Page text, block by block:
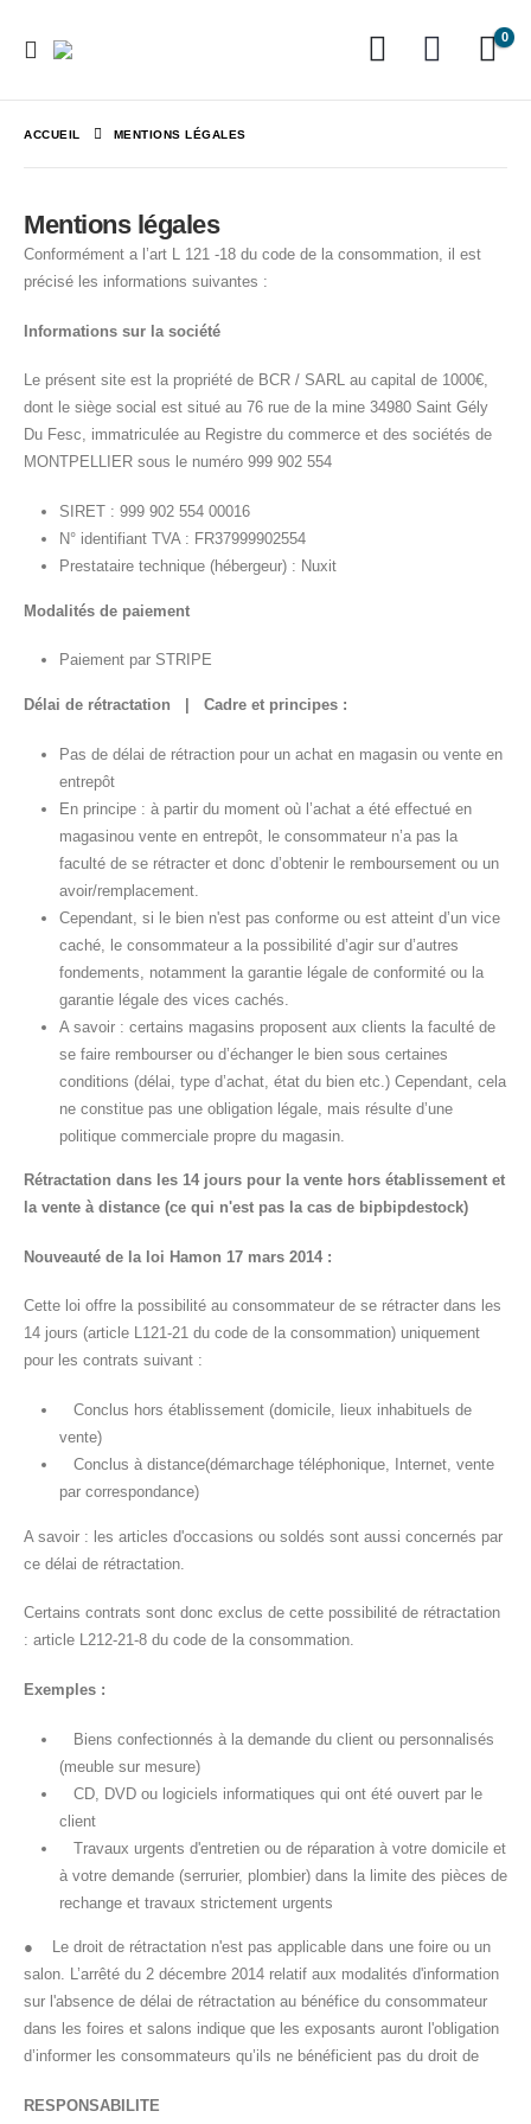
0
ACCUEIL MENTIONS LÉGALES
Mentions légales
Conformément a l’art L 121 -18 du code de la consommation, il est
précisé les informations suivantes :
Informations sur la société
Le présent site est la propriété de BCR / SARL au capital de 1000€,
dont le siège social est situé au 76 rue de la mine 34980 Saint Gély
Du Fesc, immatriculée au Registre du commerce et des sociétés de
MONTPELLIER sous le numéro 999 902 554
SIRET : 999 902 554 00016
N° identifiant TVA : FR37999902554
Prestataire technique (hébergeur) : Nuxit
Modalités de paiement
Paiement par STRIPE
Délai de rétractation | Cadre et principes :
Pas de délai de rétraction pour un achat en magasin ou vente en
entrepôt
En principe : à partir du moment où l’achat a été effectué en
magasinou vente en entrepôt, le consommateur n’a pas la
faculté de se rétracter et donc d’obtenir le remboursement ou un
avoir/remplacement.
Cependant, si le bien n'est pas conforme ou est atteint d’un vice
caché, le consommateur a la possibilité d’agir sur d’autres
fondements, notamment la garantie légale de conformité ou la
garantie légale des vices cachés.
A savoir : certains magasins proposent aux clients la faculté de
se faire rembourser ou d’échanger le bien sous certaines
conditions (délai, type d’achat, état du bien etc.) Cependant, cela
ne constitue pas une obligation légale, mais résulte d’une
politique commerciale propre du magasin.
Rétractation dans les 14 jours pour la vente hors établissement et
la vente à distance (ce qui n'est pas la cas de bipbipdestock)
Nouveauté de la loi Hamon 17 mars 2014 :
Cette loi offre la possibilité au consommateur de se rétracter dans les
14 jours (article L121-21 du code de la consommation) uniquement
pour les contrats suivant :
Conclus hors établissement (domicile, lieux inhabituels de
vente)
Conclus à distance(démarchage téléphonique, Internet, vente
par correspondance)
A savoir : les articles d'occasions ou soldés sont aussi concernés par
ce délai de rétractation.
Certains contrats sont donc exclus de cette possibilité de rétractation
: article L212-21-8 du code de la consommation.
Exemples :
Biens confectionnés à la demande du client ou personnalisés
(meuble sur mesure)
CD, DVD ou logiciels informatiques qui ont été ouvert par le
client
Travaux urgents d'entretien ou de réparation à votre domicile et
à votre demande (serrurier, plombier) dans la limite des pièces de
rechange et travaux strictement urgents
● Le droit de rétractation n'est pas applicable dans une foire ou un
salon. L’arrêté du 2 décembre 2014 relatif aux modalités d'information
sur l'absence de délai de rétractation au bénéfice du consommateur
dans les foires et salons indique que les exposants auront l'obligation
d’informer les consommateurs qu’ils ne bénéficient pas du droit de
RESPONSABILITE